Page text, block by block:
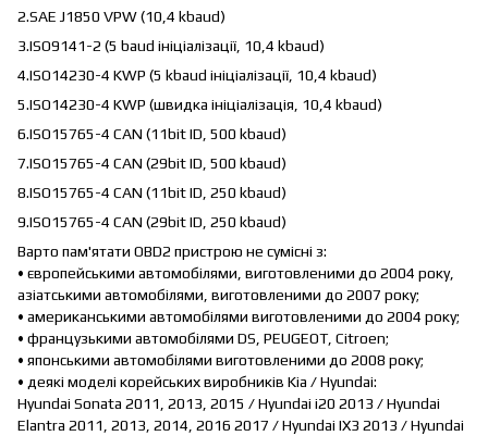
2.SAE J1850 VPW (10,4 kbaud)
3.ISO9141-2 (5 baud ініціалізації, 10,4 kbaud)
4.ISO14230-4 KWP (5 kbaud ініціалізації, 10,4 kbaud)
5.ISO14230-4 KWP (швидка ініціалізація, 10,4 kbaud)
6.ISO15765-4 CAN (11bit ID, 500 kbaud)
7.ISO15765-4 CAN (29bit ID, 500 kbaud)
8.ISO15765-4 CAN (11bit ID, 250 kbaud)
9.ISO15765-4 CAN (29bit ID, 250 kbaud)
Варто пам'ятати OBD2 пристрою не сумісні з:
• європейськими автомобілями, виготовленими до 2004 року,
азіатськими автомобілями, виготовленими до 2007 року;
• американськими автомобілями виготовленими до 2004 року;
• французькими автомобілями DS, PEUGEOT, Citroen;
• японськими автомобілями виготовленими до 2008 року;
• деякі моделі корейських виробників Kia / Hyundai:
Hyundai Sonata 2011, 2013, 2015 / Hyundai i20 2013 / Hyundai
Elantra 2011, 2013, 2014, 2016 2017 / Hyundai IX3 2013 / Hyundai